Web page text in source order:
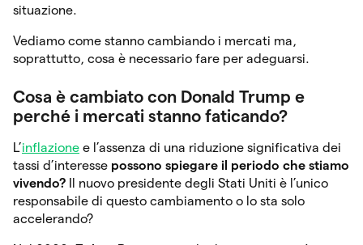
situazione.
Vediamo come stanno cambiando i mercati ma,
soprattutto, cosa è necessario fare per adeguarsi.
Cosa è cambiato con Donald Trump e
perché i mercati stanno faticando?
L’inflazione e l’assenza di una riduzione significativa dei
tassi d’interesse possono spiegare il periodo che stiamo
vivendo?
Il nuovo presidente degli Stati Uniti è l’unico
responsabile di questo cambiamento o lo sta solo
accelerando?